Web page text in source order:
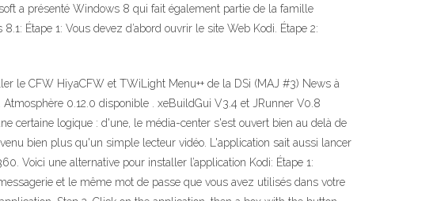
a présenté Windows 8 qui fait également partie de la famille
Étape 1: Vous devez d’abord ouvrir le site Web Kodi. Étape 2:
le CFW HiyaCFW et TWiLight Menu++ de la DSi (MAJ #3) News à
0.12.0 disponible . xeBuildGui V3.4 et JRunner V0.8
certaine logique : d'une, le média-center s'est ouvert bien au delà de
bien plus qu'un simple lecteur vidéo. L'application sait aussi lancer
Voici une alternative pour installer l’application Kodi: Étape 1:
et le même mot de passe que vous avez utilisés dans votre